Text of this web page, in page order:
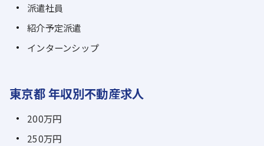
派遣社員
紹介予定派遣
インターンシップ
東京都 年収別不動産求人
200万円
250万円